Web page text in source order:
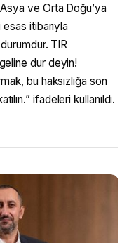
ve Orta Doğu’ya
itibarıyla
durumdur. TIR
dur deyin!
bu haksızlığa son
ifadeleri kullanıldı.